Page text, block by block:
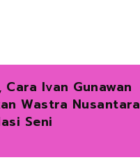
Ivan Gunawan
Wastra Nusantara
Seni